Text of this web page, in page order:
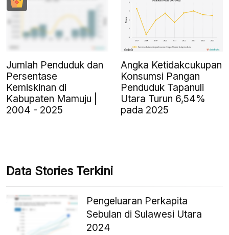
Jumlah Penduduk dan
Persentase
Kemiskinan di
Kabupaten Mamuju |
2004 - 2025
Angka Ketidakcukupan
Konsumsi Pangan
Penduduk Tapanuli
Utara Turun 6,54%
pada 2025
Data Stories Terkini
Pengeluaran Perkapita
Sebulan di Sulawesi Utara
2024